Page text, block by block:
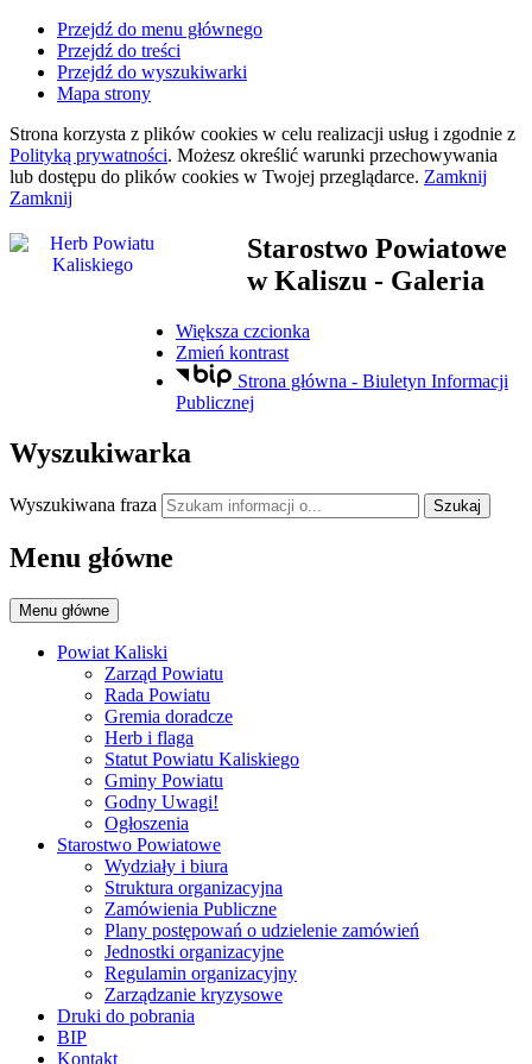
Przejdź do menu głównego
Przejdź do treści
Przejdź do wyszukiwarki
Mapa strony
Strona korzysta z plików cookies w celu realizacji usług i zgodnie z
Polityką prywatności. Możesz określić warunki przechowywania
lub dostępu do plików cookies w Twojej przeglądarce. Zamknij
Zamknij
Starostwo Powiatowe
w Kaliszu - Galeria
Większa czcionka
Zmień kontrast
Strona główna - Biuletyn Informacji
Publicznej
Wyszukiwarka
Wyszukiwana fraza Szukaj
Menu główne
Menu główne
Powiat Kaliski
Zarząd Powiatu
Rada Powiatu
Gremia doradcze
Herb i flaga
Statut Powiatu Kaliskiego
Gminy Powiatu
Godny Uwagi!
Ogłoszenia
Starostwo Powiatowe
Wydziały i biura
Struktura organizacyjna
Zamówienia Publiczne
Plany postępowań o udzielenie zamówień
Jednostki organizacyjne
Regulamin organizacyjny
Zarządzanie kryzysowe
Druki do pobrania
BIP
Kontakt